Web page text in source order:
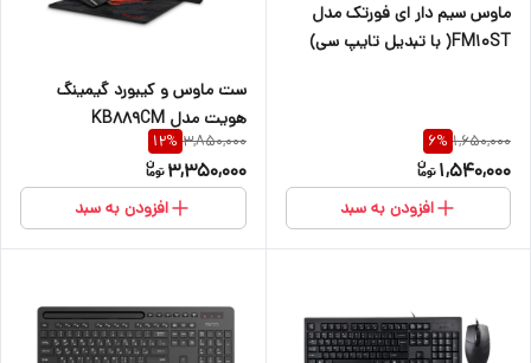
ماوس سیم دار ای فورتک مدل
FM10ST( با تبدیل تایپ سی)
1,650,000
6%
1,540,000
افزودن به سبد
ست ماوس و کیبورد گیمینگ
هویت مدل KB889CM
3,850,000
12%
3,350,000
افزودن به سبد